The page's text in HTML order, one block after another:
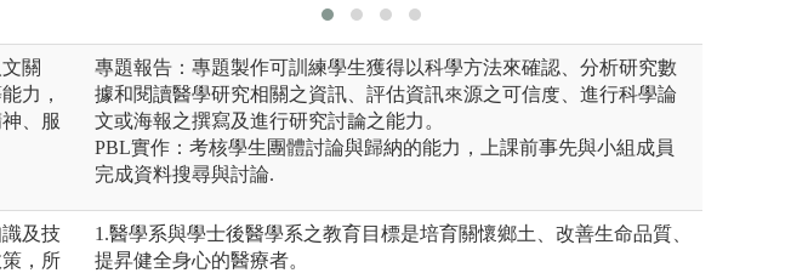
關
力，
、服
專題報告：專題製作可訓練學生獲得以科學方法來確認、分析研究數
據和閱讀醫學研究相關之資訊、評估資訊來源之可信度、進行科學論
文或海報之撰寫及進行研究討論之能力。
PBL實作：考核學生團體討論與歸納的能力，上課前事先與小組成員
完成資料搜尋與討論.
及技
，所
1.醫學系與學士後醫學系之教育目標是培育關懷鄉土、改善生命品質、
提昇健全身心的醫療者。